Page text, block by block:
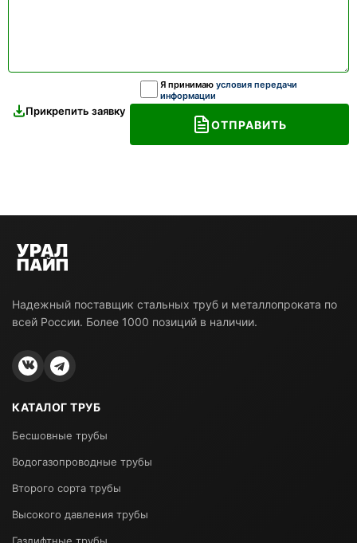
Прикрепить заявку
Я принимаю условия передачи
информации
ОТПРАВИТЬ
Надежный поставщик стальных труб и металлопроката по
всей России. Более 1000 позиций в наличии.
КАТАЛОГ ТРУБ
Бесшовные трубы
Водогазопроводные трубы
Второго сорта трубы
Высокого давления трубы